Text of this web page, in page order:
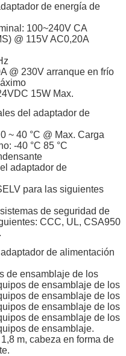
de energía de
100~240V CA
@ 115V AC0,20A
@ 230V arranque en frío
15W Max.
del adaptador de
~ 40 °C @ Max. Carga
-40 °C 85 °C
adaptador de
para las siguientes
de seguridad de
CCC, UL, CSA950
de alimentación
de ensamblaje de los
de ensamblaje de los
de ensamblaje de los
de ensamblaje de los
de ensamblaje de los
de ensamblaje.
m, cabeza en forma de